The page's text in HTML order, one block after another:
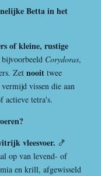
Betta in het
of kleine, rustige
Corydoras,
Zet nooit twee
vissen die aan
actieve tetra's.
vleesvoer. 🍤
op van levend- of
en krill, afgewisseld